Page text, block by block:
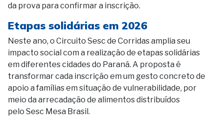
da prova para confirmar a inscrição.
Etapas solidárias em 2026
Neste ano, o Circuito Sesc de Corridas amplia seu
impacto social com a realização de etapas solidárias
em diferentes cidades do Paraná. A proposta é
transformar cada inscrição em um gesto concreto de
apoio a famílias em situação de vulnerabilidade, por
meio da arrecadação de alimentos distribuídos
pelo Sesc Mesa Brasil.